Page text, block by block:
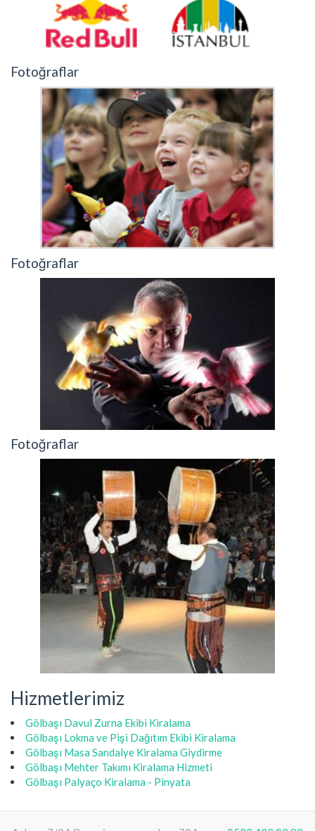
Fotoğraflar
Fotoğraflar
Fotoğraflar
Hizmetlerimiz
Gölbaşı Davul Zurna Ekibi Kiralama
Gölbaşı Lokma ve Pişi Dağıtım Ekibi Kiralama
Gölbaşı Masa Sandalye Kiralama Giydirme
Gölbaşı Mehter Takımı Kiralama Hizmeti
Gölbaşı Palyaço Kiralama - Pinyata